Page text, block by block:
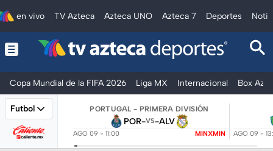
en vivo TV Azteca Azteca UNO Azteca 7 Deportes
Copa Mundial de la FIFA 2026 Liga MX Internacional Box
Futbol PORTUGAL - PRIMERA DIVISIÓN
POR-VS-ALV
AGO 09 - 11:00 MINXMIN AGO 09 -